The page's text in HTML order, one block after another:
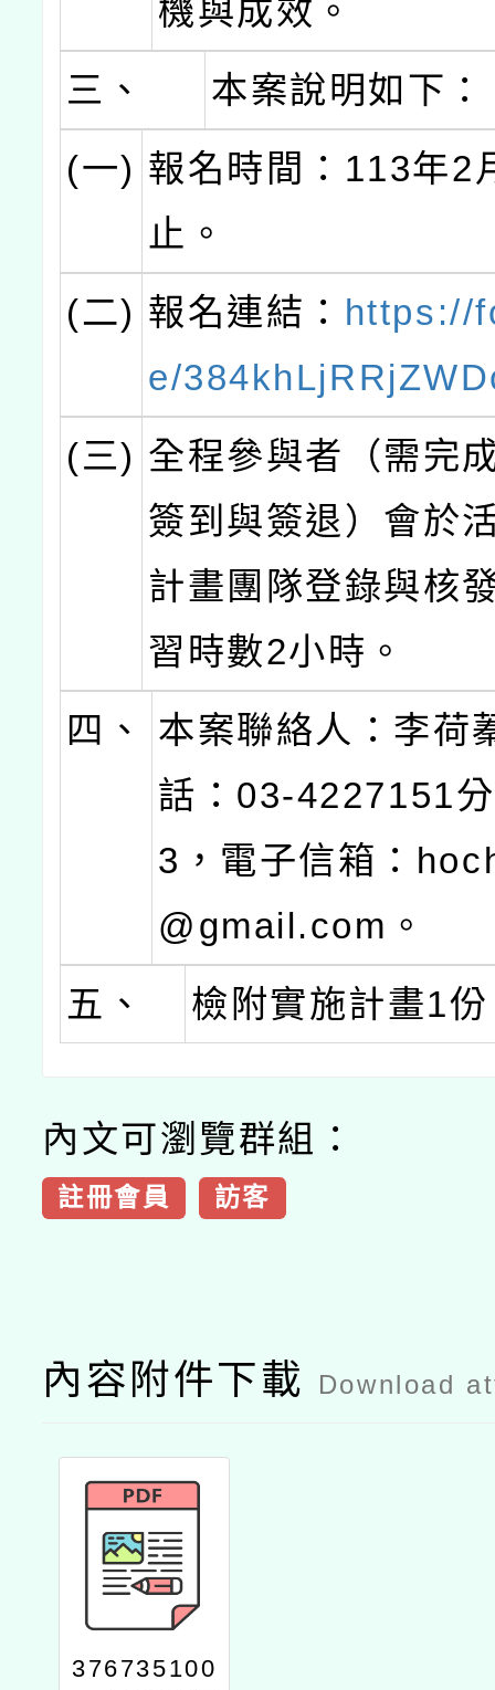
機與成效。
三、
本案說明如下：
(一) 報名時間：113年2
止。
(二) 報名連結： https://
e/
(三) 全程參與者（需完
簽到與簽退）會於
計畫團隊登錄與核
習時數2小時。
四、
本案聯絡人：李荷
話：03-4227151
3，電子信箱：
@gmail.com。
五、
檢附實施計畫1
內文可瀏覽群組：
註冊會員 訪客
內容附件下載 Download
376735100